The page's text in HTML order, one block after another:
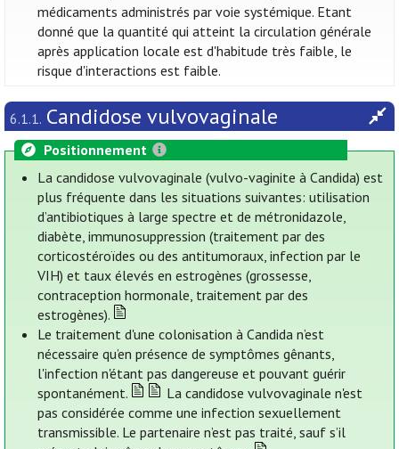
médicaments administrés par voie systémique. Etant
donné que la quantité qui atteint la circulation générale
après application locale est d'habitude très faible, le
risque d'interactions est faible.
6.1.1. Candidose vulvovaginale
Positionnement
La candidose vulvovaginale (vulvo-vaginite à Candida) est
plus fréquente dans les situations suivantes: utilisation
d’antibiotiques à large spectre et de métronidazole,
diabète, immunosuppression (traitement par des
corticostéroïdes ou des antitumoraux, infection par le
VIH) et taux élevés en estrogènes (grossesse,
contraception hormonale, traitement par des
estrogènes).
Le traitement d'une colonisation à Candida n’est
nécessaire qu’en présence de symptômes gênants,
l'infection n'étant pas dangereuse et pouvant guérir
spontanément.
La candidose vulvovaginale n'est
pas considérée comme une infection sexuellement
transmissible. Le partenaire n’est pas traité, sauf s’il